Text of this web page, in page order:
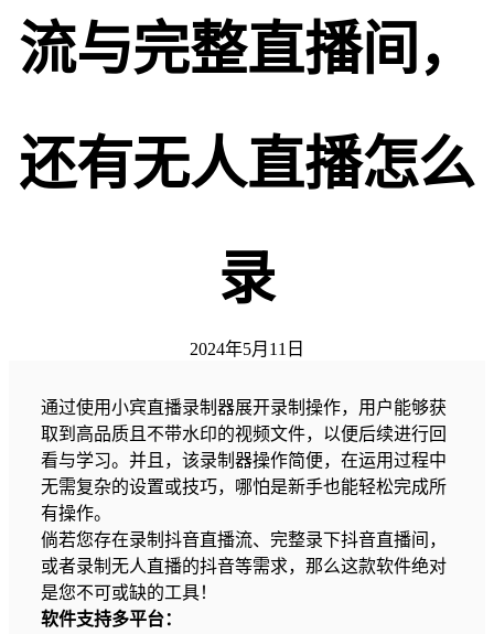
流与完整直播间，
还有无人直播怎么
录
2024年5月11日
通过使用小宾直播录制器展开录制操作，用户能够获
取到高品质且不带水印的视频文件，以便后续进行回
看与学习。并且，该录制器操作简便，在运用过程中
无需复杂的设置或技巧，哪怕是新手也能轻松完成所
有操作。
倘若您存在录制抖音直播流、完整录下抖音直播间，
或者录制无人直播的抖音等需求，那么这款软件绝对
是您不可或缺的工具！
软件支持多平台：